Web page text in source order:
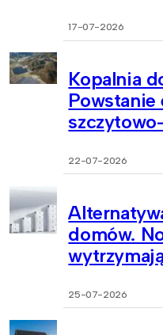
17-07-2026
Kopalnia
22-07-2026
domów.
25-07-2026